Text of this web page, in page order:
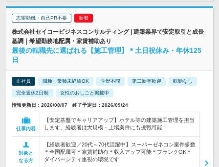
志望動機・自己PR不要
株式会社セイコービジネスコンサルティング | 建築業界で安定取引と成長
基調｜希望勤務地配属・家賃補助あり
最後の転職先に選ばれる【施工管理】＊土日祝休み・年休125
日
正社員 職種・業種未経験OK 学歴不問 第二新卒歓迎 転勤なし
完全週休2日制 女性のおしごと掲載中
情報更新日：2026/08/07 終了予定日：2026/09/24
仕事内容
【安定基盤でキャリアアップ】ホテル等の建築施工管理を担当
します。経験者は大規模・上場案件にも挑戦可能！
対象と
なる方
【経験者歓迎／20代～70代活躍中】スーパーゼネコン案件多数
＊全国配属可＊家賃補助有＊収入アップ可能＊ブランクOK＊
ダイバーシティ重視の環境です